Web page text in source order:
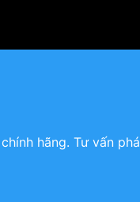
hãng. Tư vấn